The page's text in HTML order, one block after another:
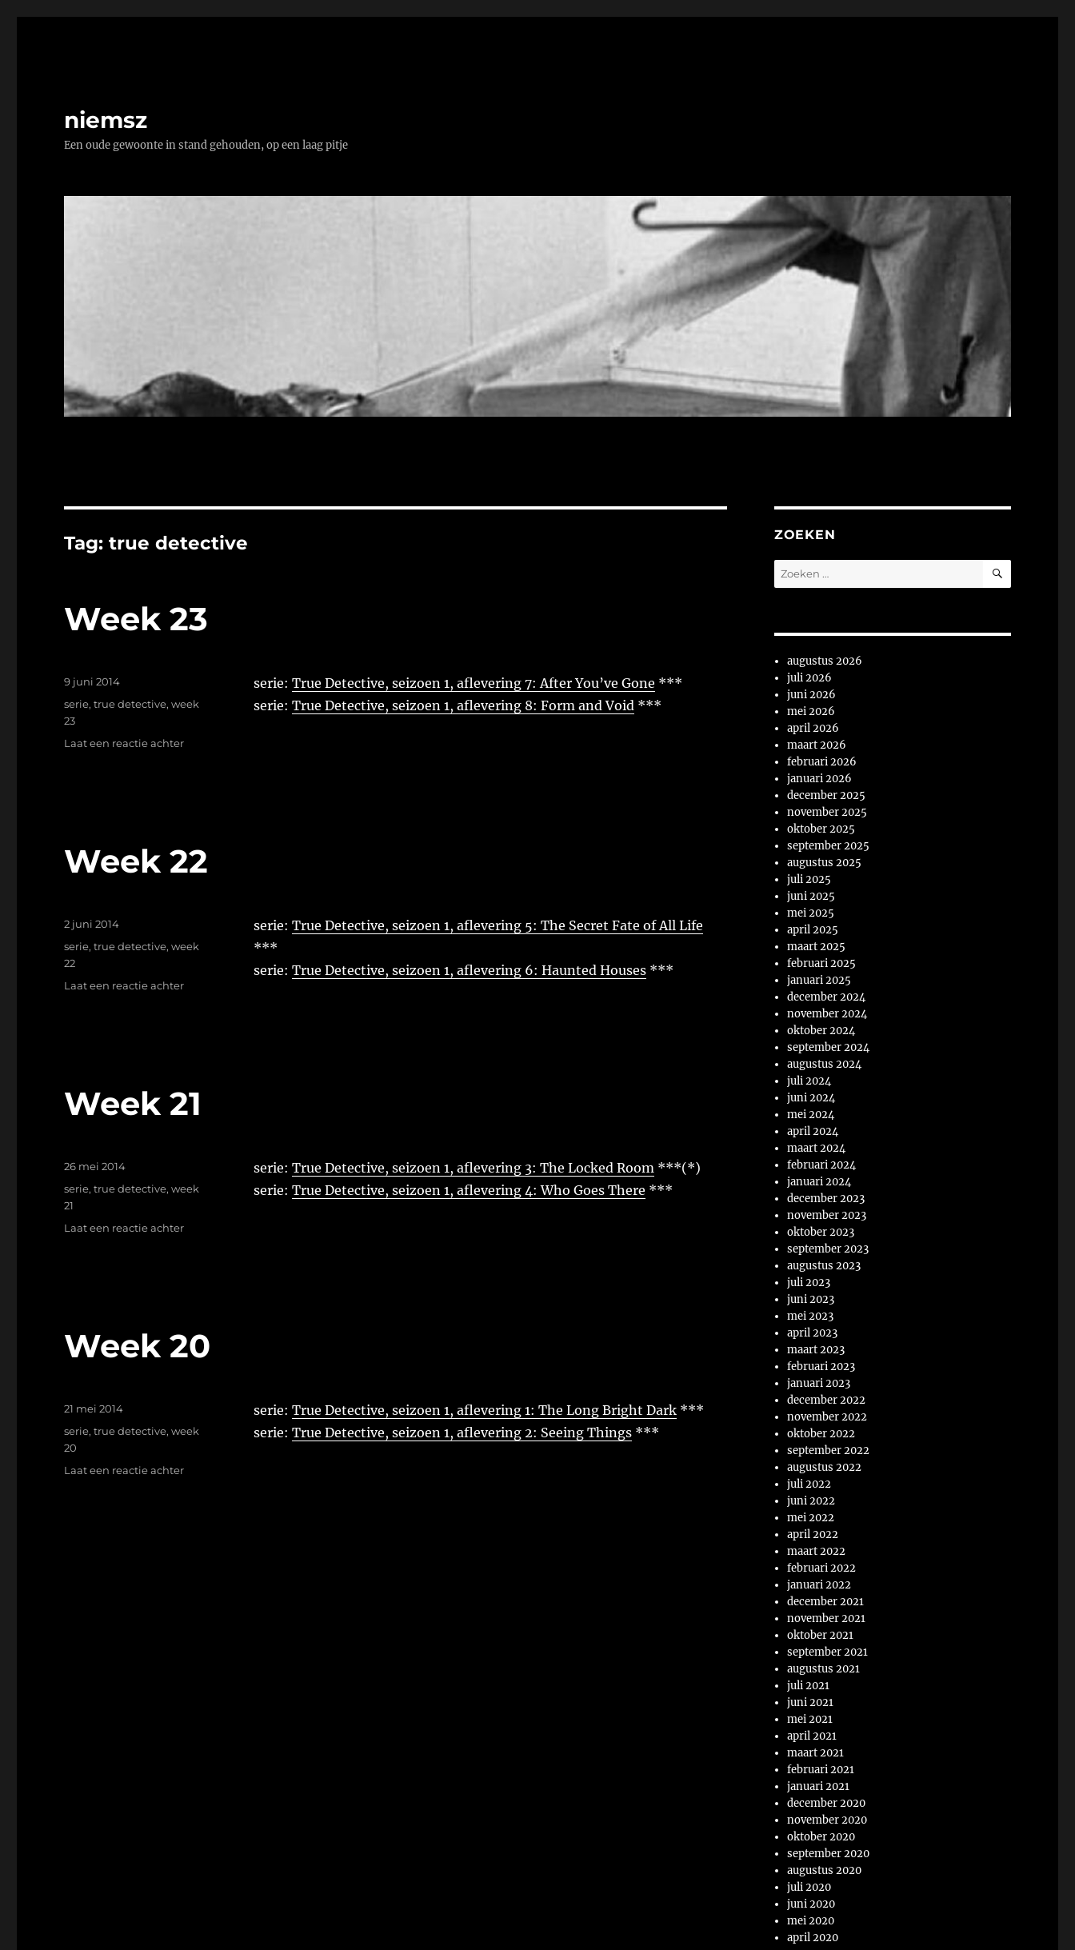
niemsz
Een oude gewoonte in stand gehouden, op een laag pitje
Tag:true detective
Week 23
serie: True Detective, seizoen 1, aflevering 7: After You’ve Gone ***
serie: True Detective, seizoen 1, aflevering 8: Form and Void***
Geplaatst
9 juni 2014
Tags
serie,true detective,week
23
Laat een reactie achterop
Week 22
serie: True Detective, seizoen 1, aflevering 5: The Secret Fate of All Life
***
serie: True Detective, seizoen 1, aflevering 6: Haunted Houses***
Geplaatst
2 juni 2014
Tags
serie,true detective,week
22
Laat een reactie achterop
Week 21
serie: True Detective, seizoen 1, aflevering 3: The Locked Room***(*)
serie: True Detective, seizoen 1, aflevering 4: Who Goes There ***
Geplaatst
26 mei 2014
Tags
serie,true detective,week
21
Laat een reactie achterop
Week 20
serie: True Detective, seizoen 1, aflevering 1: The Long Bright Dark***
serie: True Detective, seizoen 1, aflevering 2: Seeing Things***
Geplaatst
21 mei 2014
Tags
serie,true detective,week
20
Laat een reactie achterop
ZOEKEN
Zoeken
naar:
ZOEKEN
augustus 2026
juli 2026
juni 2026
mei 2026
april 2026
maart 2026
februari 2026
januari 2026
december 2025
november 2025
oktober 2025
september 2025
augustus 2025
juli 2025
juni 2025
mei 2025
april 2025
maart 2025
februari 2025
januari 2025
december 2024
november 2024
oktober 2024
september 2024
augustus 2024
juli 2024
juni 2024
mei 2024
april 2024
maart 2024
februari 2024
januari 2024
december 2023
november 2023
oktober 2023
september 2023
augustus 2023
juli 2023
juni 2023
mei 2023
april 2023
maart 2023
februari 2023
januari 2023
december 2022
november 2022
oktober 2022
september 2022
augustus 2022
juli 2022
juni 2022
mei 2022
april 2022
maart 2022
februari 2022
januari 2022
december 2021
november 2021
oktober 2021
september 2021
augustus 2021
juli 2021
juni 2021
mei 2021
april 2021
maart 2021
februari 2021
januari 2021
december 2020
november 2020
oktober 2020
september 2020
augustus 2020
juli 2020
juni 2020
mei 2020
april 2020